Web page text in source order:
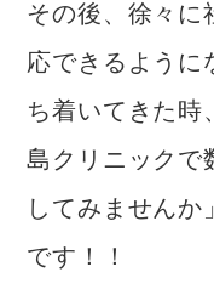
その後、徐々に
応できるように
ち着いてきた時
島クリニックで
してみませんか
です！！